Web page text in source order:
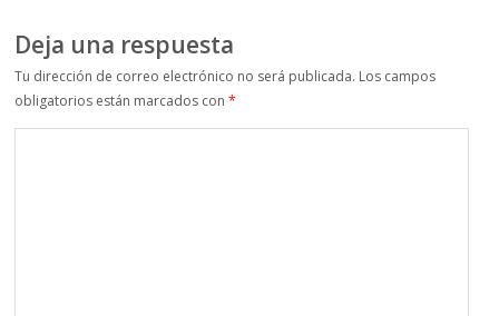
Deja una respuesta
Tu dirección de correo electrónico no será publicada. Los campos
obligatorios están marcados con*